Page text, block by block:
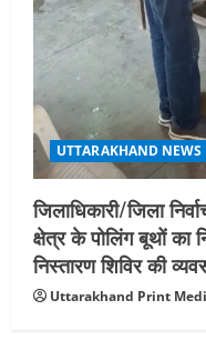
UTTARAKHAND NEWS
जिलाधिकारी/जिला
क्षेत्र के पोलिंग बूथों
निस्तारण शिविर की
Uttarakhand Print